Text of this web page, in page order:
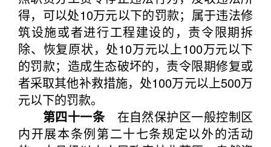
得，可以处10万元以下的罚款；属于违法修
筑设施或者进行工程建设的，责令限期拆
除、恢复原状，处10万元以上100万元以下
的罚款；造成生态破坏的，责令限期修复或
者采取其他补救措施，处100万元以上500万
元以下的罚款。
第四十一条在自然保护区一般控制区
内开展本条例第二十七条规定以外的活动